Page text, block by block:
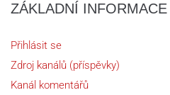
ZÁKLADNÍ INFORMACE
Přihlásit se
Zdroj kanálů (příspěvky)
Kanál komentářů